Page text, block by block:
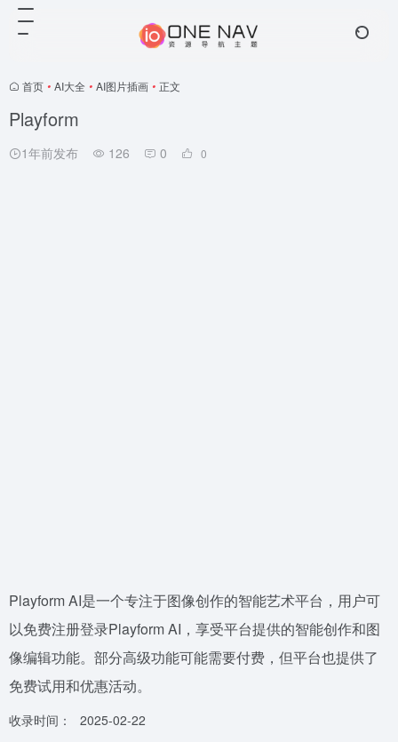
首页 • AI大全 • AI图片插画 • 正文
Playform
1年前发布 126 0 0
Playform AI是一个专注于图像创作的智能艺术平台，用户可
以免费注册登录Playform AI，享受平台提供的智能创作和图
像编辑功能。部分高级功能可能需要付费，但平台也提供了
免费试用和优惠活动。
收录时间：
2025-02-22